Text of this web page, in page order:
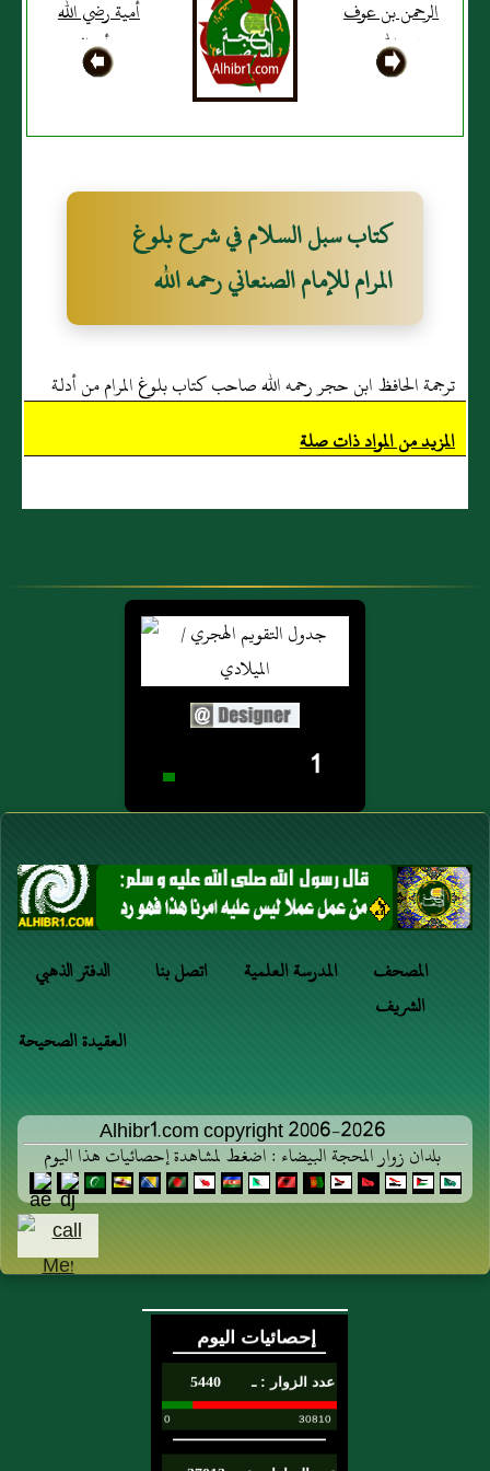
يؤويه الجرين" هو موضع
التمر الذي يجفف فيه "فبلغ
ثمن المجن فعليه القطع"
الرحمن بن عوف
رضي الله عنه
أن رسول الله
وسلم قال: "لا
أقيم عليه الحد"
أمية رضي الله
عنه أن النبي
صلى الله عليه
أمر بقطع الذي
فشفع فيه: "هلا
كان ذلك قبل أنكتاب سبل السلام في شرح بلوغ
المرام للإمام الصنعاني رحمه الله
ترجمة الحافظ ابن حجر رحمه الله صاحب كتاب بلوغ المرام من أدلة
الأحكام
المزيد من المواد ذات صلة
1
الدفتر الذهبي اتصل بنا المدرسة العلمية
المصحف
الشريف
العقيدة الصحيحة
Alhibr1.com copyright 2006-2026
بلدان زوار المحجة البيضاء : اضغط لمشاهدة إحصائيات هذا اليوم